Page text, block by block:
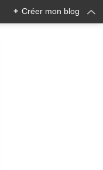
+ Créer mon blog